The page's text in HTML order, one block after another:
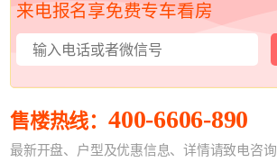
来电报名享免费专车看房
售楼热线：400-6606-890
最新开盘、户型及优惠信息、详情请致电咨询